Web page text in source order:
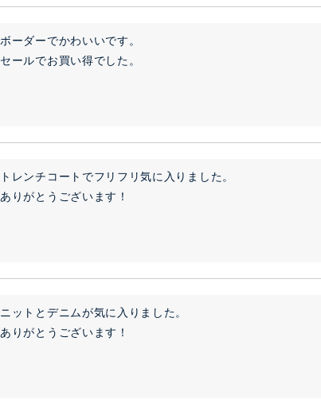
ボーダーでかわいいです。
セールでお買い得でした。
トレンチコートでフリフリ気に入りました。
ありがとうございます！
ニットとデニムが気に入りました。
ありがとうございます！